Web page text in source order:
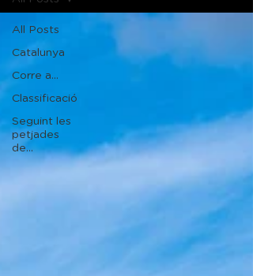
All Posts
Catalunya
Corre a...
Classificació
Seguint les
petjades
de...